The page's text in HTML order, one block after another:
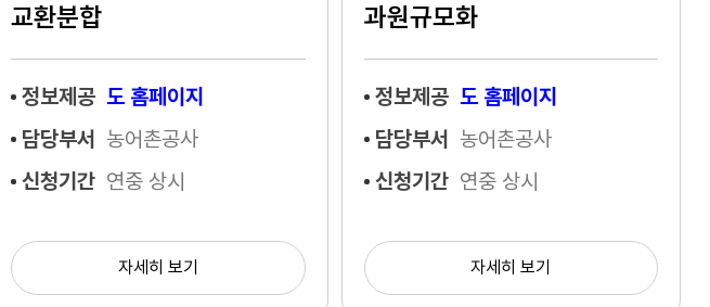
교환분합
정보제공 도 홈페이지
담당부서 농어촌공사
신청기간 연중 상시
자세히 보기
과원규모화
정보제공 도 홈페이지
담당부서 농어촌공사
신청기간 연중 상시
자세히 보기